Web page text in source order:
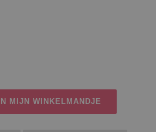
IN MIJN WINKELMANDJE